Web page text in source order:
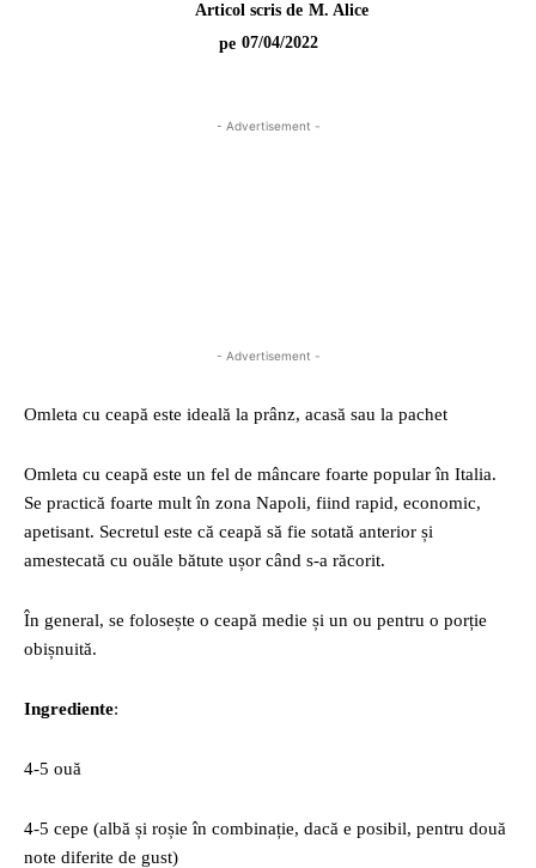
Articol scris de M. Alice
pe 07/04/2022
- Advertisement -
- Advertisement -
Omleta cu ceapă este ideală la prânz, acasă sau la pachet
Omleta cu ceapă este un fel de mâncare foarte popular în Italia.
Se practică foarte mult în zona Napoli, fiind rapid, economic,
apetisant. Secretul este că ceapă să fie sotată anterior și
amestecată cu ouăle bătute ușor când s-a răcorit.
În general, se folosește o ceapă medie și un ou pentru o porție
obișnuită.
Ingrediente:
4-5 ouă
4-5 cepe (albă și roșie în combinație, dacă e posibil, pentru două
note diferite de gust)